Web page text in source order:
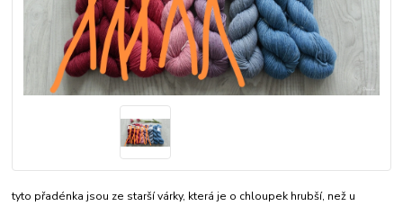
tyto přadénka jsou ze starší várky, která je o chloupek hrubší, než u